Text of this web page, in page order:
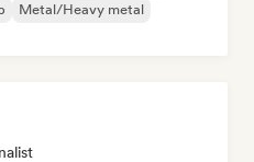
Metal/Heavy metal